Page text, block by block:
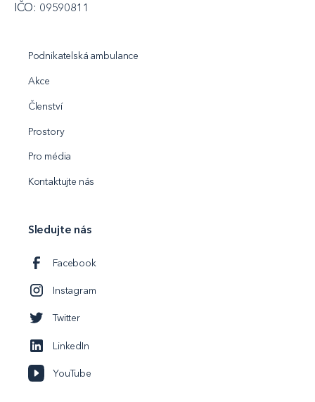
IČO: 09590811
Podnikatelská ambulance
Akce
Členství
Prostory
Pro média
Kontaktujte nás
Sledujte nás
Facebook
Instagram
Twitter
LinkedIn
YouTube